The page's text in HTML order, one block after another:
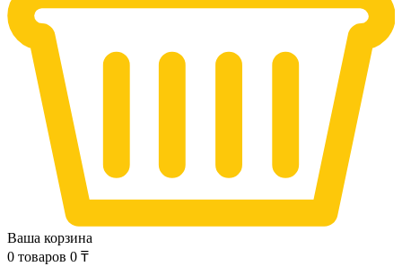
Ваша корзина
0 товаров 0 ₸